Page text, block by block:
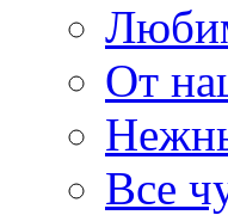
От
Все